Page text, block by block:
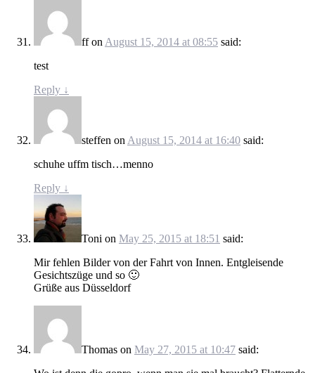
ffon August 15, 2014 at 08:55 said:
test
Reply ↓
steffen on August 15, 2014 at 16:40 said:
schuhe uffm tisch…menno
Reply ↓
Toni on May 25, 2015 at 18:51 said:
Mir fehlen Bilder von der Fahrt von Innen. Entgleisende
Gesichtszüge und so 🙂
Grüße aus Düsseldorf
Thomas on May 27, 2015 at 10:47 said: